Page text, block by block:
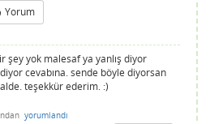
Yorum
şey yok malesaf ya yanlış diyor
cevabına. sende böyle diyorsan
teşekkür ederim. :)
yorumlandı